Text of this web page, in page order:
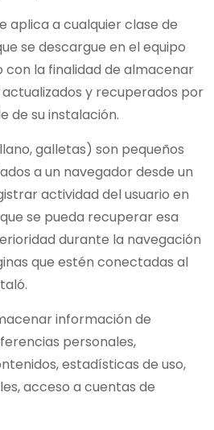
aplica a cualquier clase de
se descargue en el equipo
con la finalidad de almacenar
y recuperados por
de su instalación.
galletas) son pequeños
a un navegador desde un
actividad del usuario en
se pueda recuperar esa
durante la navegación
que estén conectadas al
información de
personales,
estadísticas de uso,
acceso a cuentas de